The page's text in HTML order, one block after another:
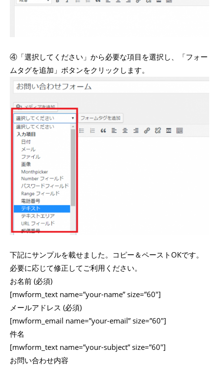
④「選択してください」から必要な項目を選択し、「フォー
ムタグを追加」ボタンをクリックします。
下記にサンプルを載せました。コピー＆ペーストOKです。
必要に応じて修正してご利用ください。
お名前 (必須)
[mwform_text name=”your-name” size=”60″]
メールアドレス (必須)
[mwform_email name=”your-email” size=”60″]
件名
[mwform_text name=”your-subject” size=”60″]
お問い合わせ内容